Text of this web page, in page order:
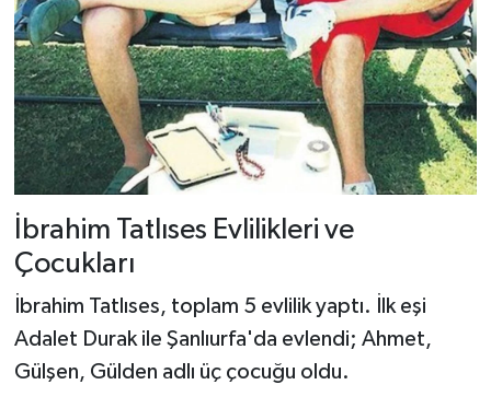
İbrahim Tatlıses Evlilikleri ve
Çocukları
İbrahim Tatlıses, toplam 5 evlilik yaptı. İlk eşi
Adalet Durak ile Şanlıurfa'da evlendi; Ahmet,
Gülşen, Gülden adlı üç çocuğu oldu.